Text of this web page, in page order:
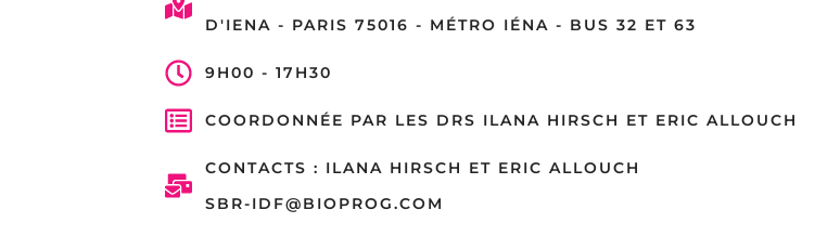
D'IENA - PARIS 75016 - MÉTRO IÉNA - BUS 32 ET 63
9H00 - 17H30
COORDONNÉE PAR LES DRS ILANA HIRSCH ET ERIC ALLOUCH
CONTACTS : ILANA HIRSCH ET ERIC ALLOUCH
SBR-IDF@BIOPROG.COM